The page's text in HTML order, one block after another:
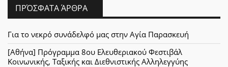
ΠΡΌΣΦΑΤΑ ΆΡΘΡΑ
Για το νεκρό συνάδελφό μας στην Αγία Παρασκευή
[Αθήνα] Πρόγραμμα 8ου Ελευθεριακού Φεστιβάλ
Κοινωνικής, Ταξικής και Διεθνιστικής Αλληλεγγύης